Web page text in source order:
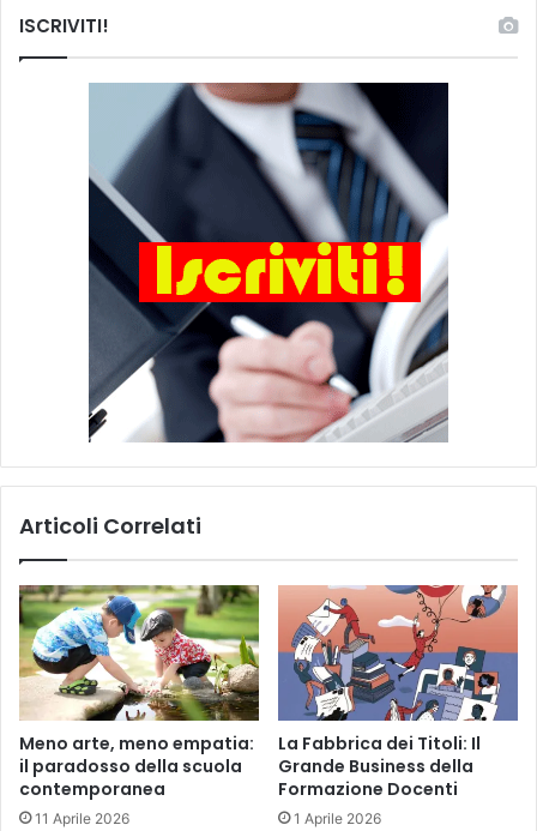
ISCRIVITI!
Articoli Correlati
Meno arte, meno empatia:
il paradosso della scuola
contemporanea
11 Aprile 2026
La Fabbrica dei Titoli: Il
Grande Business della
Formazione Docenti
1 Aprile 2026